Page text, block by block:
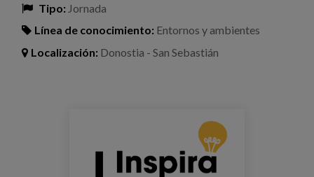
Formación
Eventos
Tipo: Jornada
Línea de conocimiento: Entornos y ambientes
Localización: Donostia - San Sebastián